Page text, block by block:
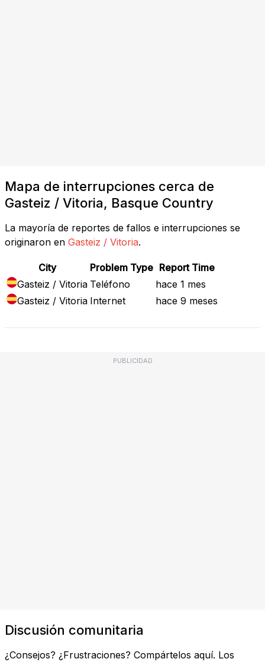
Mapa de interrupciones cerca de
Gasteiz / Vitoria, Basque Country
La mayoría de reportes de fallos e interrupciones se
originaron en Gasteiz / Vitoria.
City Problem Type Report Time
Gasteiz / Vitoria Teléfono
hace 1 mes
Gasteiz / Vitoria Internet hace 9 meses
PUBLICIDAD
Discusión comunitaria
¿Consejos? ¿Frustraciones? Compártelos aquí. Los